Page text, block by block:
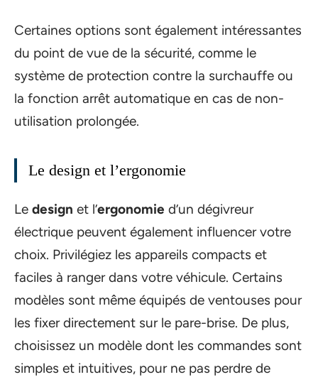
Certaines options sont également intéressantes
du point de vue de la sécurité, comme le
système de protection contre la surchauffe ou
la fonction arrêt automatique en cas de non-
utilisation prolongée.
Le design et l’ergonomie
Le design et l’ergonomie d’un dégivreur
électrique peuvent également influencer votre
choix. Privilégiez les appareils compacts et
faciles à ranger dans votre véhicule. Certains
modèles sont même équipés de ventouses pour
les fixer directement sur le pare-brise. De plus,
choisissez un modèle dont les commandes sont
simples et intuitives, pour ne pas perdre de